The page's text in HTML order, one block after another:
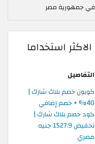
استخداما
التفاصيل
كوبون خصم بلاك شارك |
40% + خصم إضافي
كود خصم بلاك شارك |
تخفيض 1527.9 جنيه
مصري